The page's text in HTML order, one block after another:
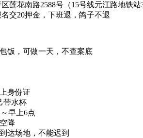
区莲花南路2588号（15号线元江路地铁
交20押金，下班退，鸽子不退
饭，可做一天，不查案底
身份证
带水杯
早上6点
降
达场地，不能迟到